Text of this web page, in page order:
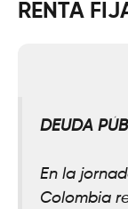
RENTA
DEUDA
En la
Colombia